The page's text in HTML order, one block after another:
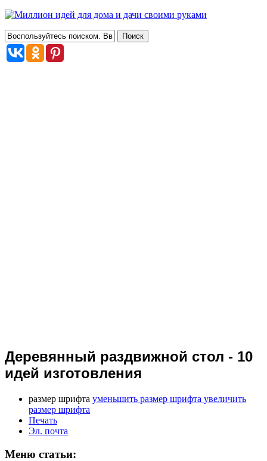
Деревянный раздвижной стол - 10
идей изготовления
размер шрифта уменьшить размер шрифта увеличить
размер шрифта
Печать
Эл. почта
Меню статьи: